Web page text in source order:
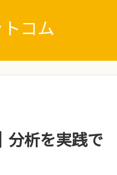
コム
分析を実践で